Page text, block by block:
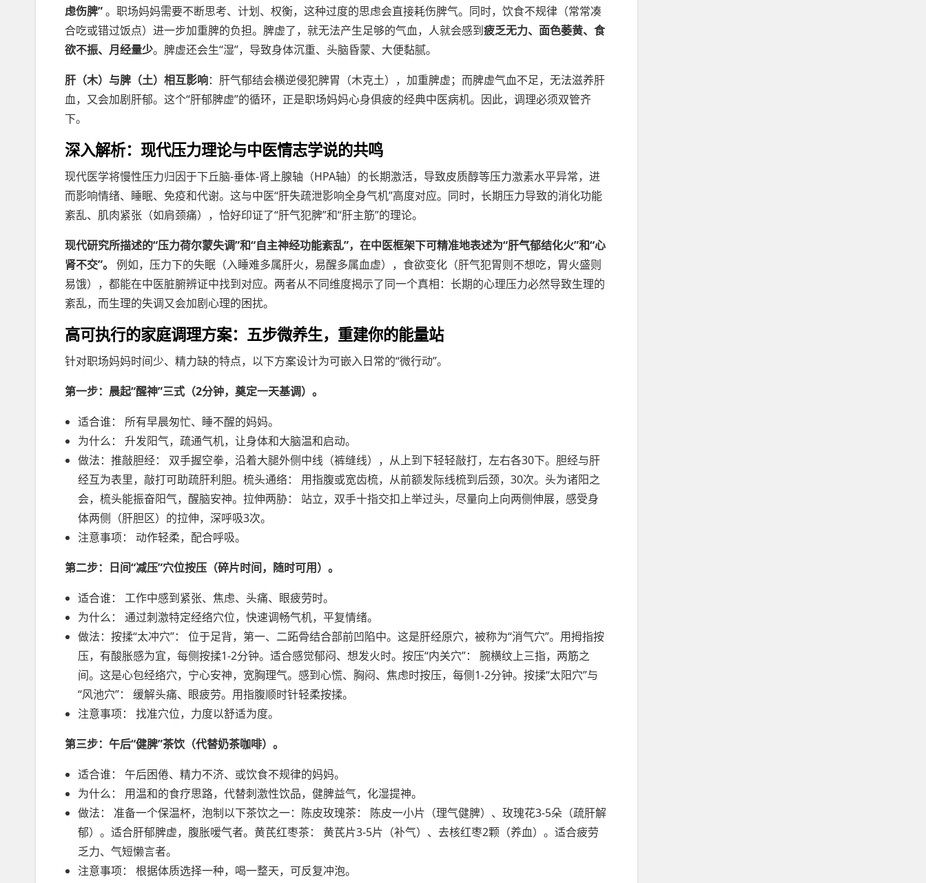
虑伤脾”。职场妈妈需要不断思考、计划、权衡，这种过度的思虑会直接耗伤脾气。同时，饮食不规律（常常凑
合吃或错过饭点）进一步加重脾的负担。脾虚了，就无法产生足够的气血，人就会感到疲乏无力、面色萎黄、食
欲不振、月经量少。脾虚还会生“湿”，导致身体沉重、头脑昏蒙、大便黏腻。
肝（木）与脾（土）相互影响：肝气郁结会横逆侵犯脾胃（木克土），加重脾虚；而脾虚气血不足，无法滋养肝
血，又会加剧肝郁。这个“肝郁脾虚”的循环，正是职场妈妈心身俱疲的经典中医病机。因此，调理必须双管齐
下。
深入解析：现代压力理论与中医情志学说的共鸣
现代医学将慢性压力归因于下丘脑-垂体-肾上腺轴（HPA轴）的长期激活，导致皮质醇等压力激素水平异常，进
而影响情绪、睡眠、免疫和代谢。这与中医“肝失疏泄影响全身气机”高度对应。同时，长期压力导致的消化功能
紊乱、肌肉紧张（如肩颈痛），恰好印证了“肝气犯脾”和“肝主筋”的理论。
现代研究所描述的“压力荷尔蒙失调”和“自主神经功能紊乱”，在中医框架下可精准地表述为“肝气郁结化火”和“心
肾不交”。 例如，压力下的失眠（入睡难多属肝火，易醒多属血虚），食欲变化（肝气犯胃则不想吃，胃火盛则
易饿），都能在中医脏腑辨证中找到对应。两者从不同维度揭示了同一个真相：长期的心理压力必然导致生理的
紊乱，而生理的失调又会加剧心理的困扰。
高可执行的家庭调理方案：五步微养生，重建你的能量站
针对职场妈妈时间少、精力缺的特点，以下方案设计为可嵌入日常的“微行动”。
第一步：晨起“醒神”三式（2分钟，奠定一天基调）。
适合谁： 所有早晨匆忙、睡不醒的妈妈。
为什么： 升发阳气，疏通气机，让身体和大脑温和启动。
做法：推敲胆经： 双手握空拳，沿着大腿外侧中线（裤缝线），从上到下轻轻敲打，左右各30下。胆经与肝
经互为表里，敲打可助疏肝利胆。梳头通络： 用指腹或宽齿梳，从前额发际线梳到后颈，30次。头为诸阳之
会，梳头能振奋阳气，醒脑安神。拉伸两胁： 站立，双手十指交扣上举过头，尽量向上向两侧伸展，感受身
体两侧（肝胆区）的拉伸，深呼吸3次。
注意事项： 动作轻柔，配合呼吸。
第二步：日间“减压”穴位按压（碎片时间，随时可用）。
适合谁： 工作中感到紧张、焦虑、头痛、眼疲劳时。
为什么： 通过刺激特定经络穴位，快速调畅气机，平复情绪。
做法：按揉“太冲穴”： 位于足背，第一、二跖骨结合部前凹陷中。这是肝经原穴，被称为“消气穴”。用拇指按
压，有酸胀感为宜，每侧按揉1-2分钟。适合感觉郁闷、想发火时。按压“内关穴”： 腕横纹上三指，两筋之
间。这是心包经络穴，宁心安神，宽胸理气。感到心慌、胸闷、焦虑时按压，每侧1-2分钟。按揉“太阳穴”与
“风池穴”： 缓解头痛、眼疲劳。用指腹顺时针轻柔按揉。
注意事项： 找准穴位，力度以舒适为度。
第三步：午后“健脾”茶饮（代替奶茶咖啡）。
适合谁： 午后困倦、精力不济、或饮食不规律的妈妈。
为什么： 用温和的食疗思路，代替刺激性饮品，健脾益气，化湿提神。
做法： 准备一个保温杯，泡制以下茶饮之一：陈皮玫瑰茶： 陈皮一小片（理气健脾）、玫瑰花3-5朵（疏肝解
郁）。适合肝郁脾虚，腹胀嗳气者。黄芪红枣茶： 黄芪片3-5片（补气）、去核红枣2颗（养血）。适合疲劳
乏力、气短懒言者。
注意事项： 根据体质选择一种，喝一整天，可反复冲泡。